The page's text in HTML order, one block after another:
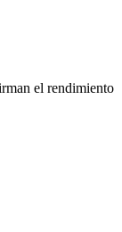
el rendimiento